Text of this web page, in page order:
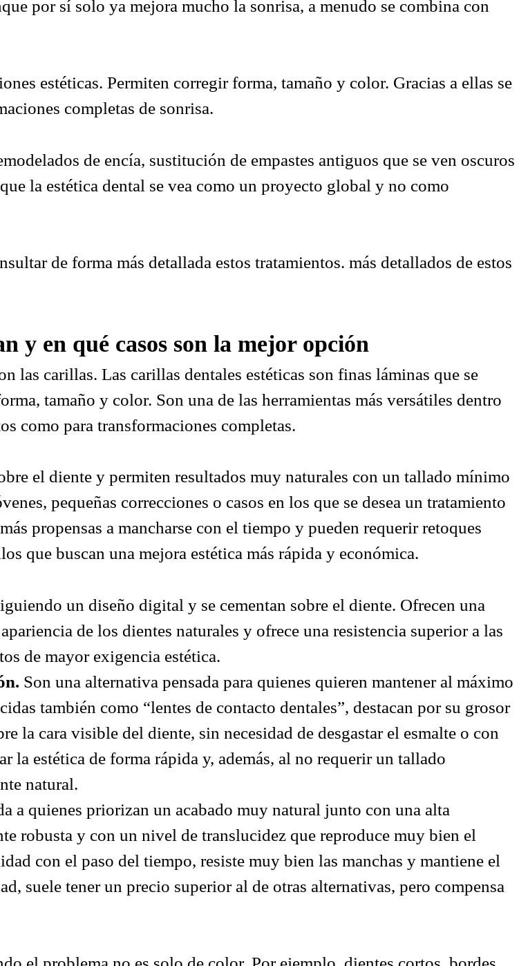
por sí solo ya mejora mucho la sonrisa, a menudo se combina con
estéticas. Permiten corregir forma, tamaño y color. Gracias a ellas se
completas de sonrisa.
de encía, sustitución de empastes antiguos que se ven oscuros
la estética dental se vea como un proyecto global y no como
de forma más detallada estos tratamientos. más detallados de estos
y en qué casos son la mejor opción
las carillas. Las carillas dentales estéticas son finas láminas que se
tamaño y color. Son una de las herramientas más versátiles dentro
como para transformaciones completas.
el diente y permiten resultados muy naturales con un tallado mínimo
pequeñas correcciones o casos en los que se desea un tratamiento
propensas a mancharse con el tiempo y pueden requerir retoques
que buscan una mejora estética más rápida y económica.
un diseño digital y se cementan sobre el diente. Ofrecen una
de los dientes naturales y ofrece una resistencia superior a las
de mayor exigencia estética.
Son una alternativa pensada para quienes quieren mantener al máximo
también como “lentes de contacto dentales”, destacan por su grosor
la cara visible del diente, sin necesidad de desgastar el esmalte o con
la estética de forma rápida y, además, al no requerir un tallado
natural.
a quienes priorizan un acabado muy natural junto con una alta
robusta y con un nivel de translucidez que reproduce muy bien el
con el paso del tiempo, resiste muy bien las manchas y mantiene el
suele tener un precio superior al de otras alternativas, pero compensa